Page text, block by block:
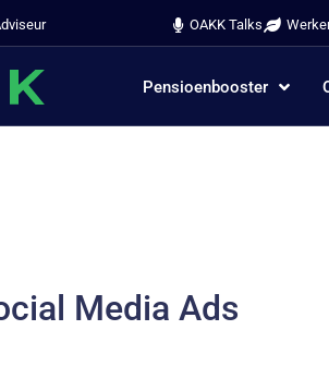
OAKK Talks
Pensioenbooster
Media Ads